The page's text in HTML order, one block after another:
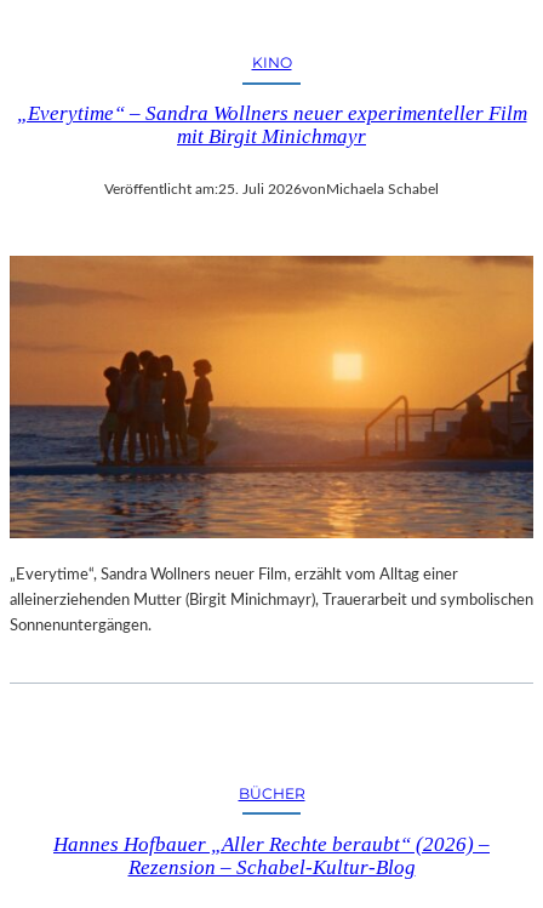
KINO
„Everytime“ – Sandra Wollners neuer experimenteller Film
mit Birgit Minichmayr
Veröffentlicht am:25. Juli 2026von Michaela Schabel
„Everytime“, Sandra Wollners neuer Film, erzählt vom Alltag einer
alleinerziehenden Mutter (Birgit Minichmayr), Trauerarbeit und symbolischen
Sonnenuntergängen.
BÜCHER
Hannes Hofbauer „Aller Rechte beraubt“ (2026) –
Rezension – Schabel-Kultur-Blog